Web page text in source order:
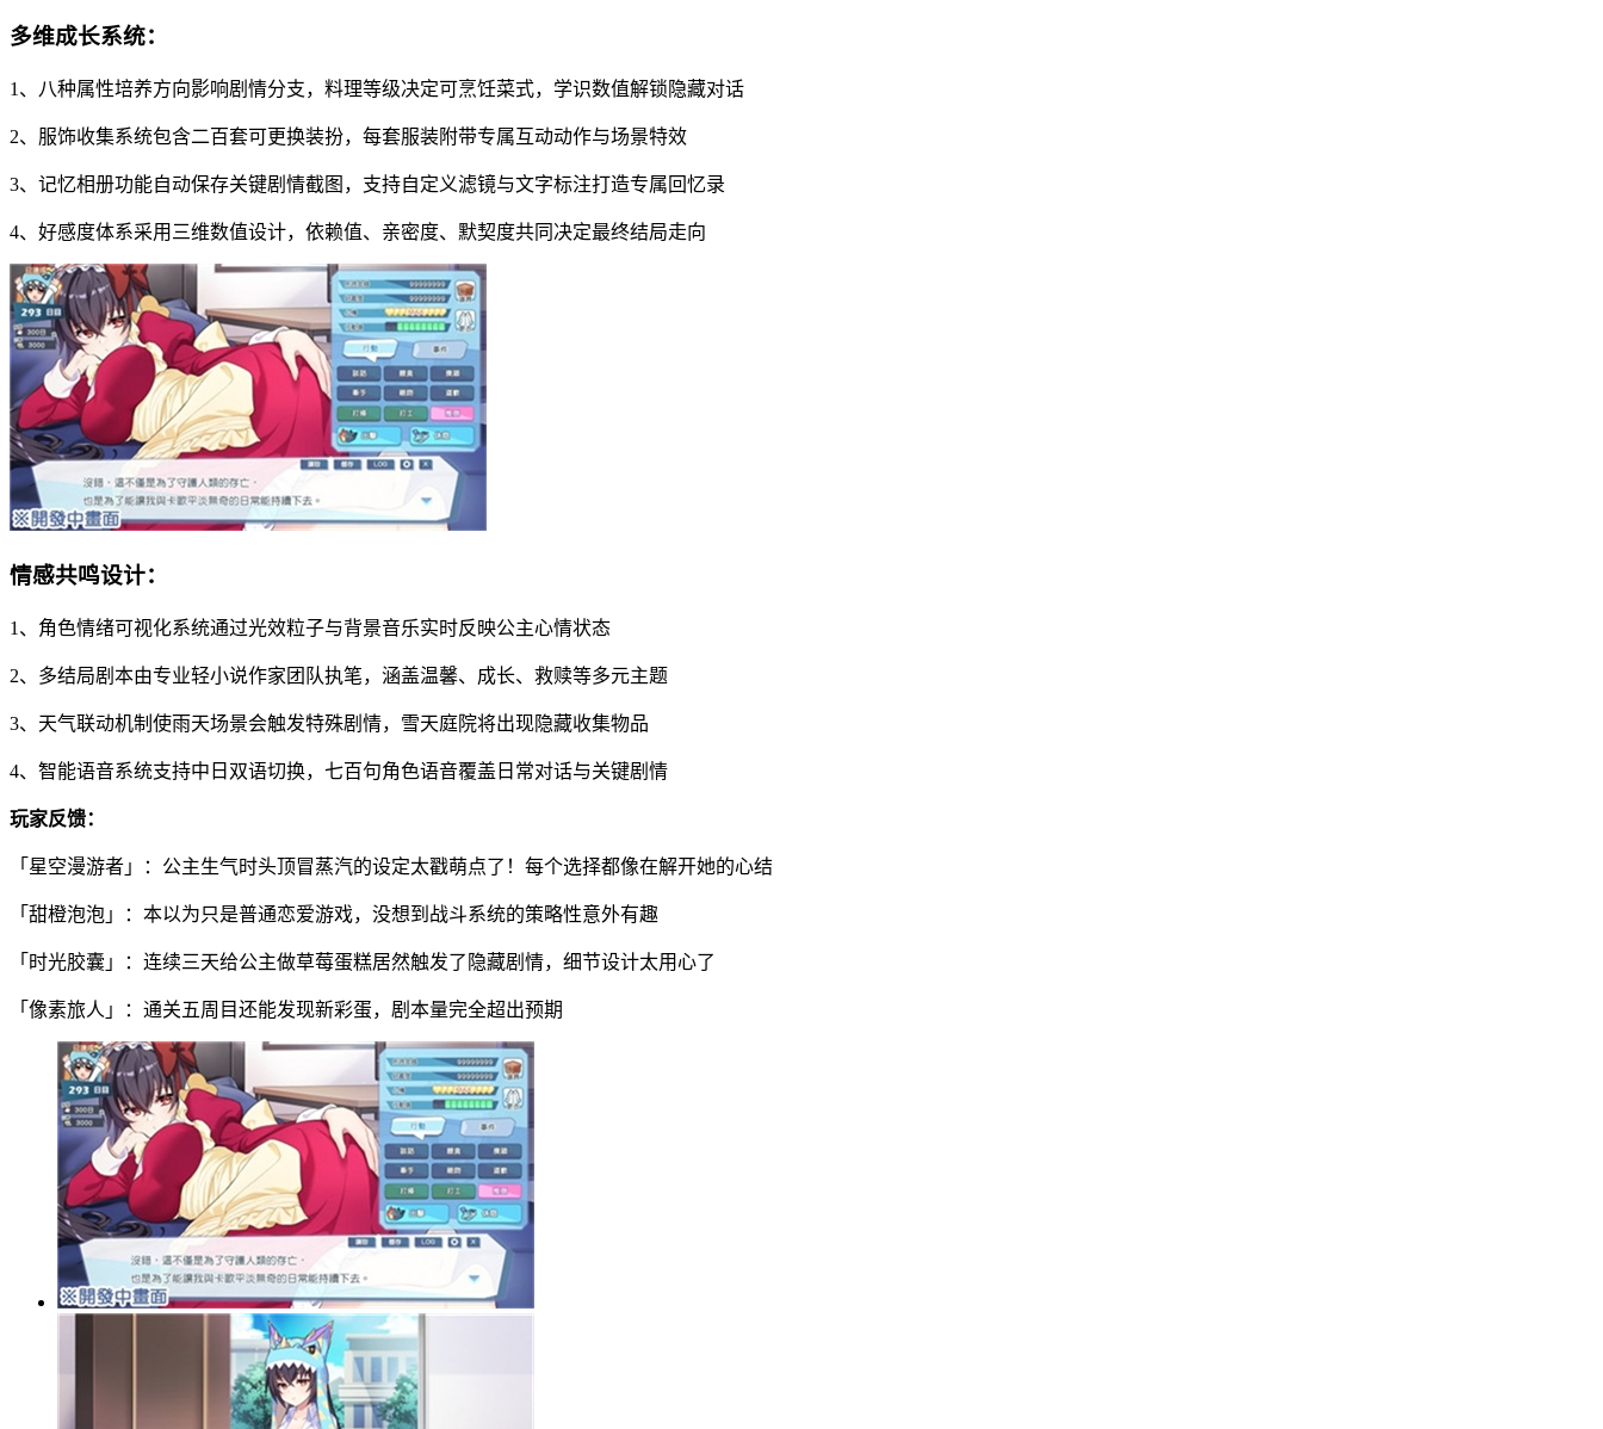
多维成长系统：
1、八种属性培养方向影响剧情分支，料理等级决定可烹饪菜式，学识数值解锁隐藏对话
2、服饰收集系统包含二百套可更换装扮，每套服装附带专属互动动作与场景特效
3、记忆相册功能自动保存关键剧情截图，支持自定义滤镜与文字标注打造专属回忆录
4、好感度体系采用三维数值设计，依赖值、亲密度、默契度共同决定最终结局走向
情感共鸣设计：
1、角色情绪可视化系统通过光效粒子与背景音乐实时反映公主心情状态
2、多结局剧本由专业轻小说作家团队执笔，涵盖温馨、成长、救赎等多元主题
3、天气联动机制使雨天场景会触发特殊剧情，雪天庭院将出现隐藏收集物品
4、智能语音系统支持中日双语切换，七百句角色语音覆盖日常对话与关键剧情
玩家反馈：
「星空漫游者」：公主生气时头顶冒蒸汽的设定太戳萌点了！每个选择都像在解开她的心结
「甜橙泡泡」：本以为只是普通恋爱游戏，没想到战斗系统的策略性意外有趣
「时光胶囊」：连续三天给公主做草莓蛋糕居然触发了隐藏剧情，细节设计太用心了
「像素旅人」：通关五周目还能发现新彩蛋，剧本量完全超出预期